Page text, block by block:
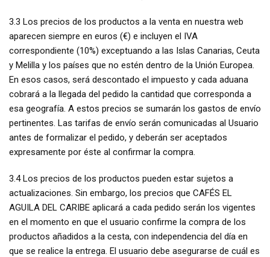
3.3 Los precios de los productos a la venta en nuestra web
aparecen siempre en euros (€) e incluyen el IVA
correspondiente (10%) exceptuando a las Islas Canarias, Ceuta
y Melilla y los países que no estén dentro de la Unión Europea.
En esos casos, será descontado el impuesto y cada aduana
cobrará a la llegada del pedido la cantidad que corresponda a
esa geografía. A estos precios se sumarán los gastos de envío
pertinentes. Las tarifas de envío serán comunicadas al Usuario
antes de formalizar el pedido, y deberán ser aceptados
expresamente por éste al confirmar la compra.
3.4 Los precios de los productos pueden estar sujetos a
actualizaciones. Sin embargo, los precios que CAFÉS EL
AGUILA DEL CARIBE aplicará a cada pedido serán los vigentes
en el momento en que el usuario confirme la compra de los
productos añadidos a la cesta, con independencia del día en
que se realice la entrega. El usuario debe asegurarse de cuál es